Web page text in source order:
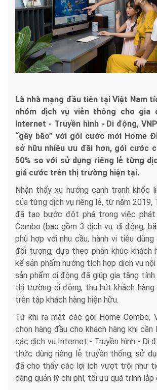
Là nhà mạng đầu tiên tại Việt Nam
nhóm dịch vụ viễn thông cho gia
Internet - Truyền hình - Di động,
“gây bão” với gói cước mới Home
sở hữu nhiều ưu đãi hơn, gói cước
50% so với sử dụng riêng lẻ từng
giá cước trên thị trường hiện tại.
Nhận thấy xu hướng cạnh tranh khốc
của từng dịch vụ riêng lẻ, từ năm 2019,
đã tạo bước đột phá trong việc phát
Combo (bao gồm 3 dịch vụ: di động,
phù hợp với nhu cầu, hành vi tiêu
đối tượng, dựa theo phân khúc khách
kế sản phẩm hướng tích hợp dịch vụ
sản phẩm di động đã giúp gia tăng
thị trường di động, thu hút khách hàng
trên tập khách hàng hiện hữu.
Từ khi ra mắt các gói Home Combo,
chọn hàng đầu cho khách hàng khi
các dịch vụ Internet - Truyền hình - Di
thức dùng riêng lẻ truyền thống, sử
đã cho thấy các lợi ích vượt trội như
dàng quản lý chi phí, tối ưu quá trình